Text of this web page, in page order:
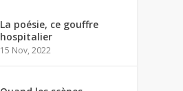
La poésie, ce gouffre
hospitalier
15 Nov, 2022